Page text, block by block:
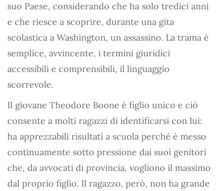
suo Paese, considerando che ha solo tredici anni
e che riesce a scoprire, durante una gita
scolastica a Washington, un assassino. La trama è
semplice, avvincente, i termini giuridici
accessibili e comprensibili, il linguaggio
scorrevole.
Il giovane Theodore Boone è figlio unico e ciò
consente a molti ragazzi di identificarsi con lui:
ha apprezzabili risultati a scuola perché è messo
continuamente sotto pressione dai suoi genitori
che, da avvocati di provincia, vogliono il massimo
dal proprio figlio. Il ragazzo, però, non ha grande